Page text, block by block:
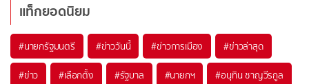
แท็กยอดนิยม
#นายกรัฐมนตรี #ข่าววันนี้ #ข่าวการเมือง #ข่าวล่าสุด
#ข่าว #เลือกตั้ง #รัฐบาล #นายกฯ #อนุทิน ชาญวีรกูล